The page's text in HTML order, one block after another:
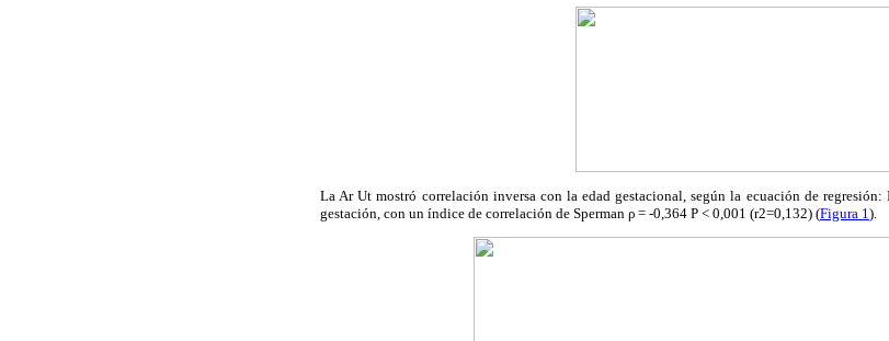
La Ar Ut mostró correlación inversa con la edad gestacional, según la ecuación de
gestación, con un índice de correlación de Sperman ρ = -0,364 P < 0,001 (r2=0,132) (Figura 1 ).